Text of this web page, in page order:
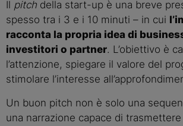
Il pitch della start-up è una breve
spesso tra i 3 e i 10 minuti – in cui
racconta la propria idea di
investitori o partner. L’obiettivo è
l’attenzione, spiegare il valore del
stimolare l’interesse
Un buon pitch non è solo una
una narrazione capace di